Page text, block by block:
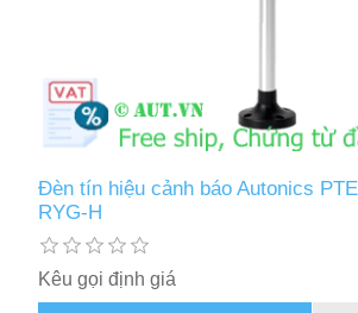
Đèn tín hiệu cảnh báo Autonics
RYG-H
Kêu gọi định giá